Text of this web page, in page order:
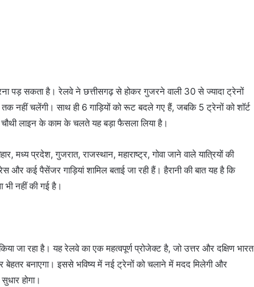
पड़ सकता है। रेलवे ने छत्तीसगढ़ से होकर गुजरने वाली 30 से ज्यादा ट्रेनों
नहीं चलेंगी। साथ ही 6 गाड़ियों को रूट बदले गए हैं, जबकि 5 ट्रेनों को शॉर्ट
लाइन के काम के चलते यह बड़ा फैसला लिया है।
प्रदेश, गुजरात, राजस्थान, महाराष्ट्र, गोवा जाने वाले यात्रियों की
कई पैसेंजर गाड़ियां शामिल बताई जा रही हैं। हैरानी की बात यह है कि
भी नहीं की गई है।
जा रहा है। यह रेलवे का एक महत्वपूर्ण प्रोजेक्ट है, जो उत्तर और दक्षिण भारत
बेहतर बनाएगा। इससे भविष्य में नई ट्रेनों को चलाने में मदद मिलेगी और
होगा।